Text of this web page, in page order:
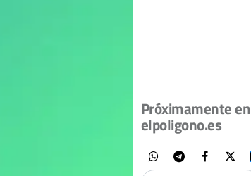
Próximamente en
elpoligono.es